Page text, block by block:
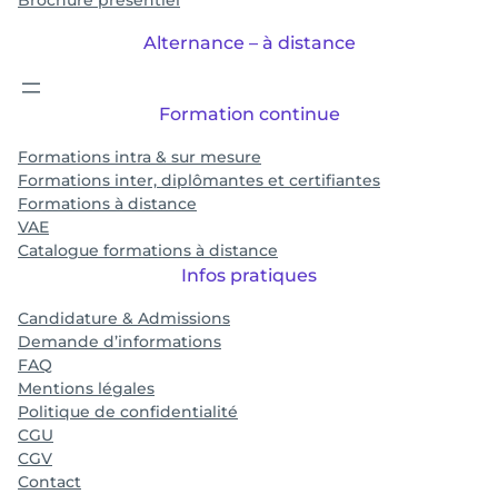
Alternance – à distance
Formation continue
Formations intra & sur mesure
Formations inter, diplômantes et certifiantes
Formations à distance
VAE
Catalogue formations à distance
Infos pratiques
Candidature & Admissions
Demande d’informations
FAQ
Mentions légales
Politique de confidentialité
CGU
CGV
Contact